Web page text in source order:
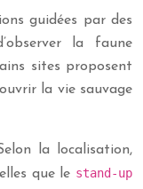
guidées par des
la faune
sites proposent
la vie sauvage
la localisation,
que le stand-up